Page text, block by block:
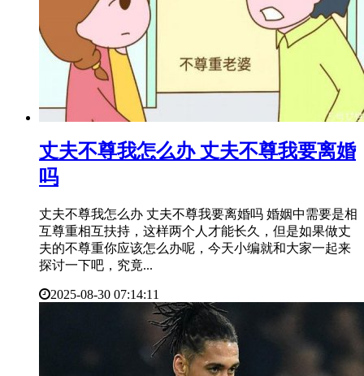
​丈夫不尊我怎么办 丈夫不尊我要离婚
吗
丈夫不尊我怎么办 丈夫不尊我要离婚吗 婚姻中需要是相
互尊重相互扶持，这样两个人才能长久，但是如果做丈
夫的不尊重你应该怎么办呢，今天小编就和大家一起来
探讨一下吧，究竟...
2025-08-30 07:14:11